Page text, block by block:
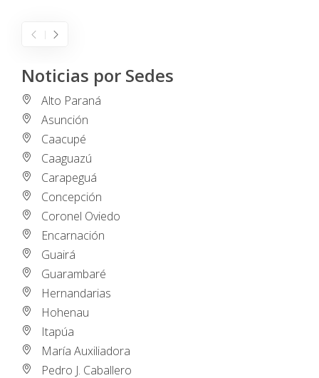
Noticias por Sedes
Alto Paraná
Asunción
Caacupé
Caaguazú
Carapeguá
Concepción
Coronel Oviedo
Encarnación
Guairá
Guarambaré
Hernandarias
Hohenau
Itapúa
María Auxiliadora
Pedro J. Caballero